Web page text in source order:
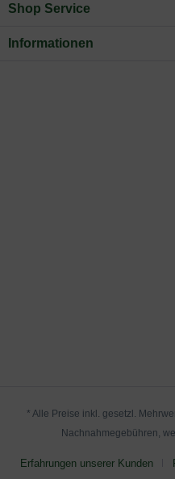
Shop Service
Informationen
* Alle Preise inkl. gesetzl.
Nachnahmegebühren,
Erfahrungen unserer Kunden